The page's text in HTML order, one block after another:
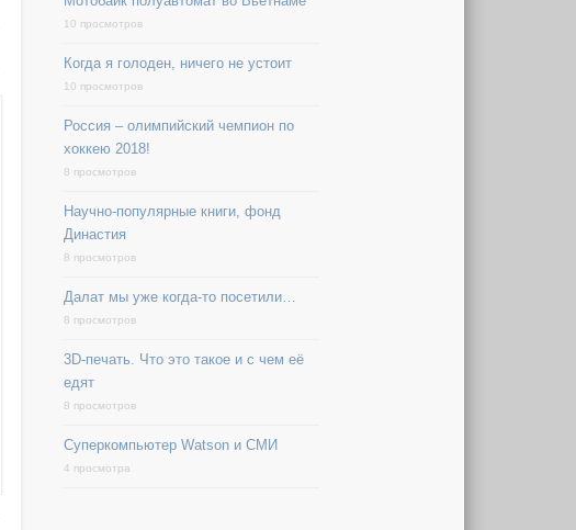
10 просмотров
Когда я голоден, ничего не устоит
10 просмотров
Россия – олимпийский чемпион по
хоккею 2018!
8 просмотров
Научно-популярные книги, фонд
Династия
8 просмотров
Далат мы уже когда-то посетили…
8 просмотров
3D-печать. Что это такое и с чем её
едят
8 просмотров
Суперкомпьютер Watson и СМИ
4 просмотра